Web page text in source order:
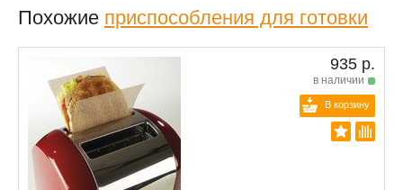
Похожие приспособления для готовки
935 р.
в наличии
В корзину